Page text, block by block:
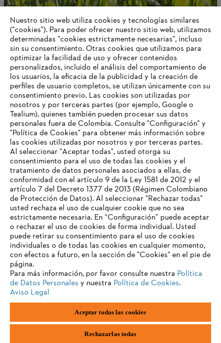
Acerca de STIHL
Información para proveedores
Productos
Contacto
Carrera profesional
Sistema de denuncia de irregularidades
Política de privacidad
Información sobre cookies
ANDREAS STIHL AG & Co. KG ©2023
Nuestro sitio web utiliza cookies y tecnologías similares
("cookies"). Para poder ofrecer nuestro sitio web, utilizamos
determinadas "cookies estrictamente necesarias", incluso
sin su consentimiento. Otras cookies que utilizamos para
optimizar la facilidad de uso y ofrecer contenidos
personalizados, incluido el análisis del comportamiento de
los usuarios, la eficacia de la publicidad y la creación de
perfiles de usuario completos, se utilizan únicamente con su
consentimiento previo. Las cookies son utilizadas por
nosotros y por terceras partes (por ejemplo, Google o
Tealium), quienes también pueden procesar sus datos
personales fuera de Colombia. Consulte "Configuración" y
"Política de Cookies" para obtener más información sobre
las cookies utilizadas por nosotros y por terceras partes.
Al seleccionar "Aceptar todas", usted otorga su
consentimiento para el uso de todas las cookies y el
tratamiento de datos personales asociados a ellas, de
conformidad con el artículo 9 de la Ley 1581 de 2012 y el
artículo 7 del Decreto 1377 de 2013 (Régimen Colombiano
de Protección de Datos). Al seleccionar "Rechazar todas"
usted rechaza el uso de cualquier cookie que no sea
estrictamente necesaria. En “Configuración” puede aceptar
o rechazar el uso de cookies de forma individual. Usted
puede retirar su consentimiento para el uso de cookies
individuales o de todas las cookies en cualquier momento,
con efectos a futuro, en la sección de "Cookies" en el pie de
página.
Para más información, por favor consulte nuestra Política
de Datos Personales y nuestra Política de Cookies.
Aviso Legal
Aceptar todas las cookies
Rechazarlas todas